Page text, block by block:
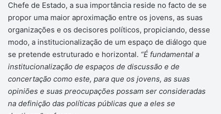
Chefe de Estado, a sua importância reside no facto de se
propor uma maior aproximação entre os jovens, as suas
organizações e os decisores políticos, propiciando, desse
modo, a institucionalização de um espaço de diálogo que
se pretende estruturado e horizontal. “É fundamental a
institucionalização de espaços de discussão e de
concertação como este, para que os jovens, as suas
opiniões e suas preocupações possam ser consideradas
na definição das políticas públicas que a eles se